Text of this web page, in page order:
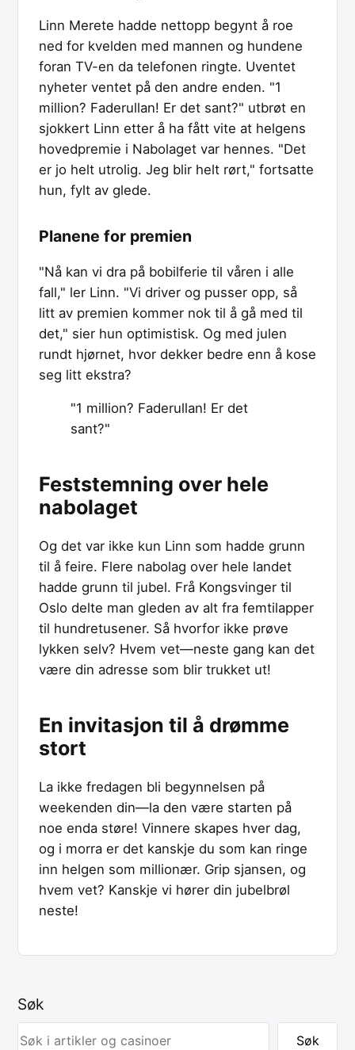
Linn Merete hadde nettopp begynt å roe
ned for kvelden med mannen og hundene
foran TV-en da telefonen ringte. Uventet
nyheter ventet på den andre enden. "1
million? Faderullan! Er det sant?" utbrøt en
sjokkert Linn etter å ha fått vite at helgens
hovedpremie i Nabolaget var hennes. "Det
er jo helt utrolig. Jeg blir helt rørt," fortsatte
hun, fylt av glede.
Planene for premien
"Nå kan vi dra på bobilferie til våren i alle
fall," ler Linn. "Vi driver og pusser opp, så
litt av premien kommer nok til å gå med til
det," sier hun optimistisk. Og med julen
rundt hjørnet, hvor dekker bedre enn å kose
seg litt ekstra?
"1 million? Faderullan! Er det
sant?"
Feststemning over hele
nabolaget
Og det var ikke kun Linn som hadde grunn
til å feire. Flere nabolag over hele landet
hadde grunn til jubel. Frå Kongsvinger til
Oslo delte man gleden av alt fra femtilapper
til hundretusener. Så hvorfor ikke prøve
lykken selv? Hvem vet—neste gang kan det
være din adresse som blir trukket ut!
En invitasjon til å drømme
stort
La ikke fredagen bli begynnelsen på
weekenden din—la den være starten på
noe enda støre! Vinnere skapes hver dag,
og i morra er det kanskje du som kan ringe
inn helgen som millionær. Grip sjansen, og
hvem vet? Kanskje vi hører din jubelbrøl
neste!
Søk
Søk